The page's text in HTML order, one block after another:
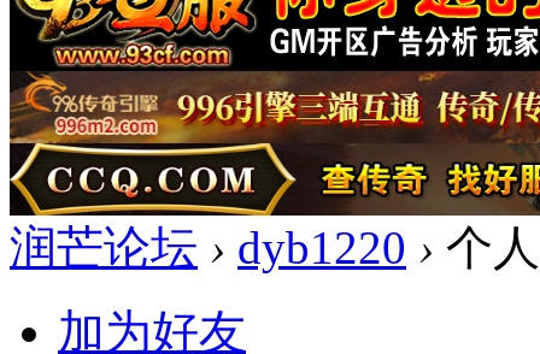
润芒论坛 › dyb1220 › 个
加为好友